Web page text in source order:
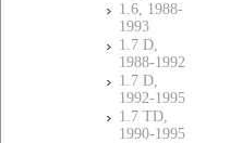
1.6, 1988-
1993
1.7 D,
1988-1992
1.7 D,
1992-1995
1.7 TD,
1990-1995